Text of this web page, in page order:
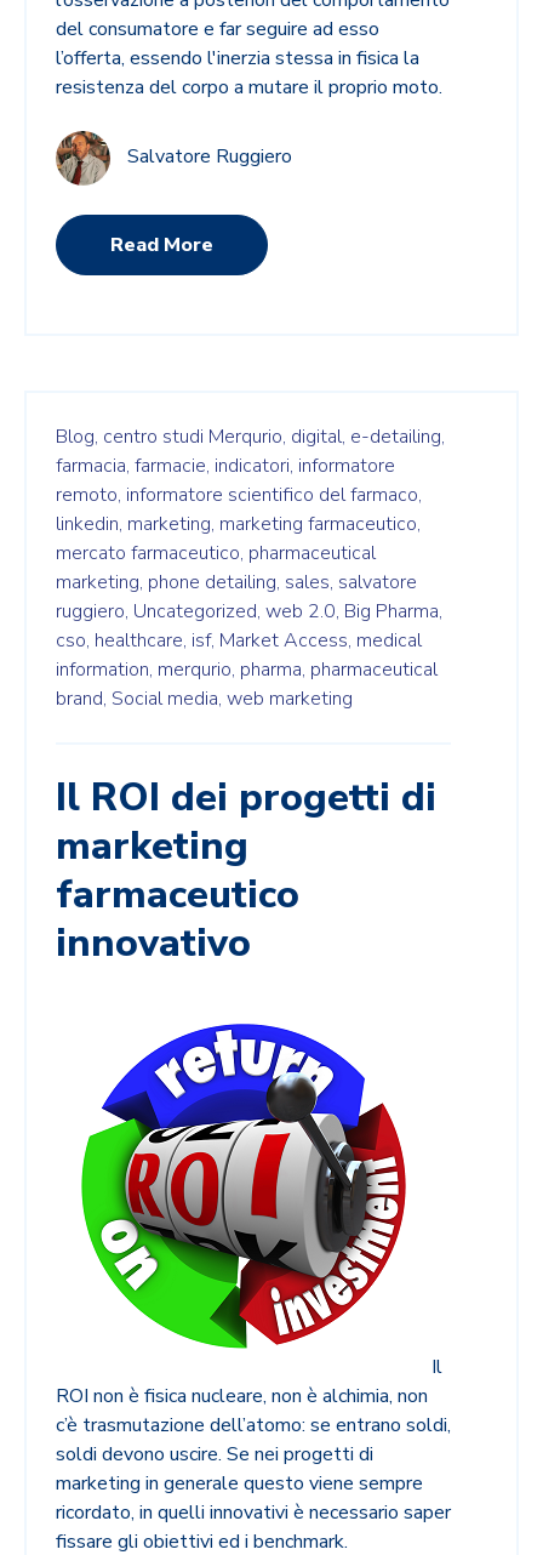
del consumatore e far seguire ad esso
l’offerta, essendo l'inerzia stessa in fisica la
resistenza del corpo a mutare il proprio moto.
Salvatore Ruggiero
Read More
Blog, centro studi Merqurio, digital, e-detailing,
farmacia, farmacie, indicatori, informatore
remoto, informatore scientifico del farmaco,
linkedin, marketing, marketing farmaceutico,
mercato farmaceutico, pharmaceutical
marketing, phone detailing, sales, salvatore
ruggiero, Uncategorized, web 2.0, Big Pharma,
cso, healthcare, isf, Market Access, medical
information, merqurio, pharma, pharmaceutical
brand, Social media, web marketing
Il ROI dei progetti di
marketing
farmaceutico
innovativo
Il
ROI non è fisica nucleare, non è alchimia, non
c’è trasmutazione dell’atomo: se entrano soldi,
soldi devono uscire. Se nei progetti di
marketing in generale questo viene sempre
ricordato, in quelli innovativi è necessario saper
fissare gli obiettivi ed i benchmark.